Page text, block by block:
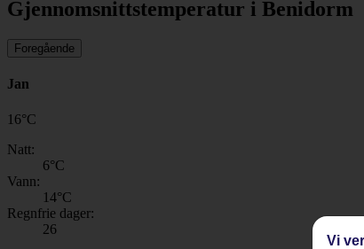
Gjennomsnittstemperatur i Benidorm
Foregående
Jan
16°C
Natt:
6°C
Vann:
14°C
Regnfrie dager:
26
Vi